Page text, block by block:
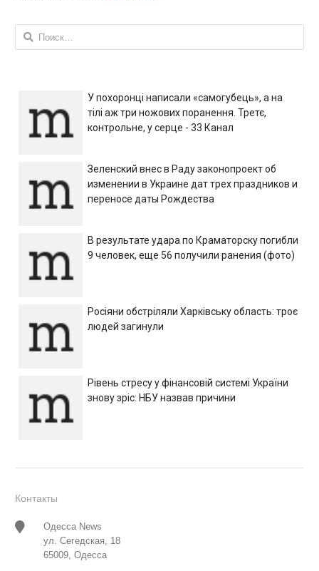
Найти:
У похоронці написали «самогубець», а на
тілі аж три ножових поранення. Третє,
контрольне, у серце - 33 Канал
Зеленский внес в Раду законопроект об
изменении в Украине дат трех праздников и
переносе даты Рождества
В результате удара по Краматорску погибли
9 человек, еще 56 получили ранения (фото)
Росіяни обстріляли Харківську область: троє
людей загинули
Рівень стресу у фінансовій системі України
знову зріс: НБУ назвав причини
Контакты
Одесса News
ул. Сегедская, 18
65009, Одесса